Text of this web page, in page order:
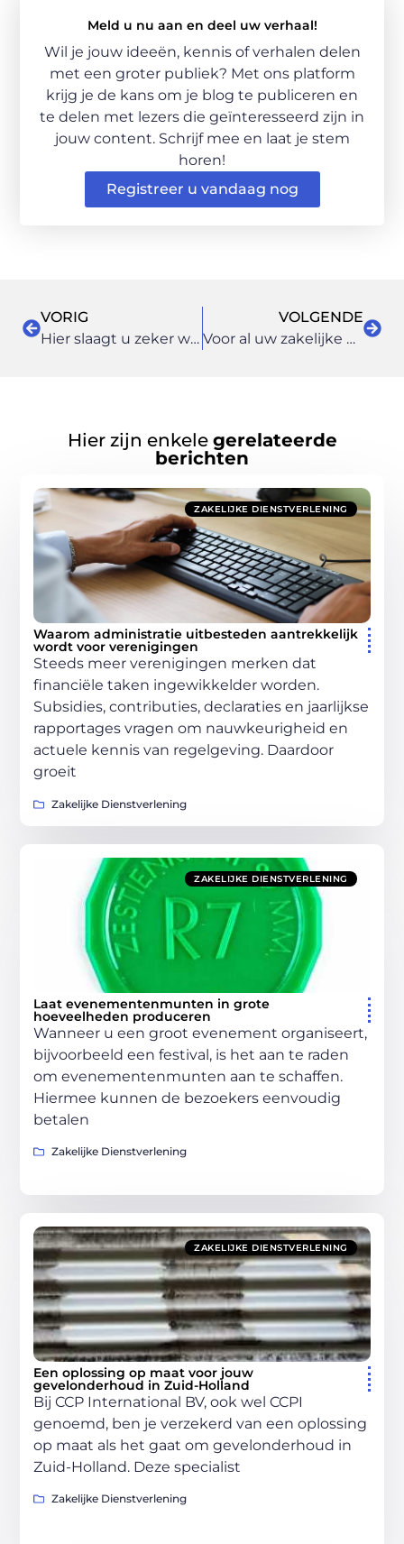
Meld u nu aan en deel uw verhaal!
Wil je jouw ideeën, kennis of verhalen delen
met een groter publiek? Met ons platform
krijg je de kans om je blog te publiceren en
te delen met lezers die geïnteresseerd zijn in
jouw content. Schrijf mee en laat je stem
horen!
Registreer u vandaag nog
VORIG
Hier slaagt u zeker wanneer u tapijt in uw kantoor wilt leggen
VOLGENDE
Voor al uw zakelijke en particuliere verzekeringen in de regio Utrecht kunt u hier terecht
Hier zijn enkele gerelateerde
berichten
ZAKELIJKE DIENSTVERLENING
Waarom administratie uitbesteden aantrekkelijk
wordt voor verenigingen
Steeds meer verenigingen merken dat
financiële taken ingewikkelder worden.
Subsidies, contributies, declaraties en jaarlijkse
rapportages vragen om nauwkeurigheid en
actuele kennis van regelgeving. Daardoor
groeit
Zakelijke Dienstverlening
ZAKELIJKE DIENSTVERLENING
Laat evenementenmunten in grote
hoeveelheden produceren
Wanneer u een groot evenement organiseert,
bijvoorbeeld een festival, is het aan te raden
om evenementenmunten aan te schaffen.
Hiermee kunnen de bezoekers eenvoudig
betalen
Zakelijke Dienstverlening
ZAKELIJKE DIENSTVERLENING
Een oplossing op maat voor jouw
gevelonderhoud in Zuid-Holland
Bij CCP International BV, ook wel CCPI
genoemd, ben je verzekerd van een oplossing
op maat als het gaat om gevelonderhoud in
Zuid-Holland. Deze specialist
Zakelijke Dienstverlening